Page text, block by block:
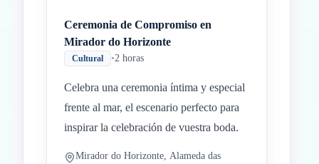
Ceremonia de Compromiso en
Mirador do Horizonte
Cultural •2 horas
Celebra una ceremonia íntima y especial
frente al mar, el escenario perfecto para
inspirar la celebración de vuestra boda.
Mirador do Horizonte, Alameda das